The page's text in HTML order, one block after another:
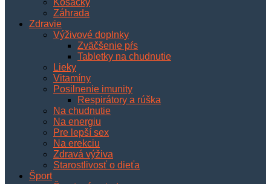
Kosačky
Záhrada
Zdravie
Výživové doplnky
Zväčšenie pŕs
Tabletky na chudnutie
Lieky
Vitamíny
Posilnenie imunity
Respirátory a rúška
Na chudnutie
Na energiu
Pre lepší sex
Na erekciu
Zdravá výživa
Starostlivosť o dieťa
Šport